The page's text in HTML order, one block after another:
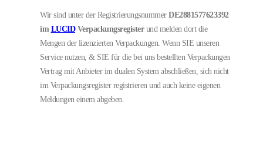
Wir sind unter der Registrierungsnummer DE2881577623392
im LUCIDVerpackungsregisterund melden dort die
Mengen der lizenzierten Verpackungen. Wenn SIE unseren
Service nutzen, & SIE für die bei uns bestellten Verpackungen
Vertrag mit Anbieter im dualen System abschließen, sich nicht
im Verpackungsregister registrieren und auch keine eigenen
Meldungen einem abgeben.